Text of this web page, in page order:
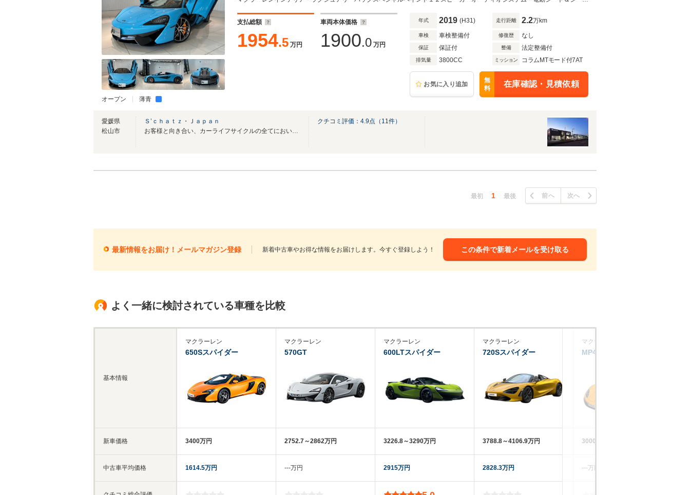
オープン 薄青
支払総額
1954.5 万円
車両本体価格
1900.0 万円
年式 2019 (H31) 走行距離 2.2万km
車検 車検整備付 修復歴 なし
保証 保証付 整備 法定整備付
排気量 3800CC ミッション コラムMTモード付7AT
お気に入り追加
無
料
在庫確認・見積依頼
愛媛県
松山市
Ｓ’ｃｈａｔｚ・Ｊａｐａｎ
お客様と向き合い、カーライフサイクルの全てにおいて充実のサポートを提供いたします
クチコミ評価： 4.9点（ 11件）
最初 1 最後 前へ 次へ
最新情報をお届け！メールマガジン登録 新着中古車やお得な情報をお届けします。今すぐ登録しよう！ この条件で新着メールを受け取る
よく一緒に検討されている車種を比較
基本情報
新車価格
中古車平均価格
マクラーレン
650Sスパイダー
3400万円
1614.5万円
マクラーレン
570GT
2752.7～2862万円
‐‐‐万円
マクラーレン
600LTスパイダー
3226.8～3290万円
2915万円
マクラーレン
720Sスパイダー
3788.8～4106.9万円
2828.3万円
マクラーレン
MP4-12Cスパイダー
3000万円
‐‐‐万円